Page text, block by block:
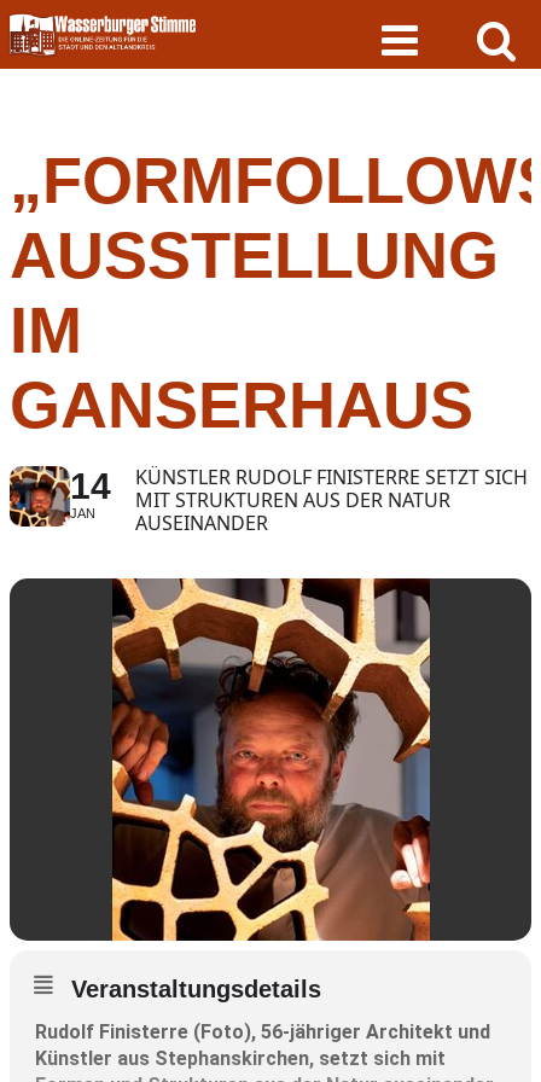
Skip
to
content
AUSSTELLUNG
IM
GANSERHAUS
14
JAN
KÜNSTLER RUDOLF FINISTERRE SETZT SICH
MIT STRUKTUREN AUS DER NATUR
AUSEINANDER
Veranstaltungsdetails
Rudolf Finisterre (Foto), 56-jähriger Architekt und
Künstler aus Stephanskirchen, setzt sich mit